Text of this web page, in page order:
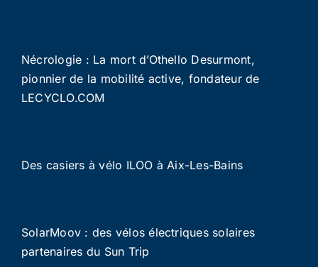
Nécrologie : La mort d’Othello Desurmont,
pionnier de la mobilité active, fondateur de
LECYCLO.COM
Des casiers à vélo ILOO à Aix-Les-Bains
SolarMoov : des vélos électriques solaires
partenaires du Sun Trip